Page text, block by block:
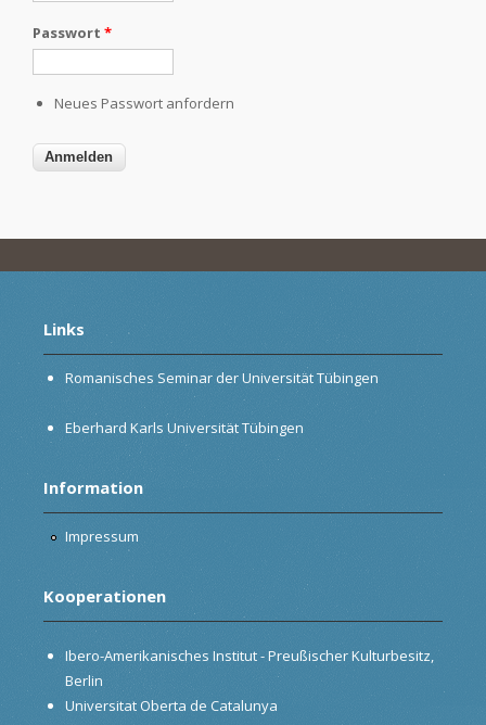
Passwort *
Neues Passwort anfordern
Links
Romanisches Seminar der Universität Tübingen
Eberhard Karls Universität Tübingen
Information
Impressum
Kooperationen
Ibero-Amerikanisches Institut - Preußischer Kulturbesitz,
Berlin
Universitat Oberta de Catalunya